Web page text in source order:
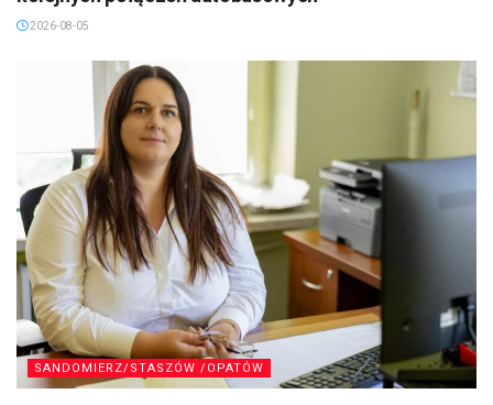
2026-08-05
SANDOMIERZ/STASZÓW /OPATÓW